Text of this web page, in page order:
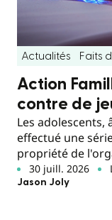
Actualités Faits
Action
contre de
Les adolescents,
effectué une
propriété de
30 juill. 2026
Jason Joly